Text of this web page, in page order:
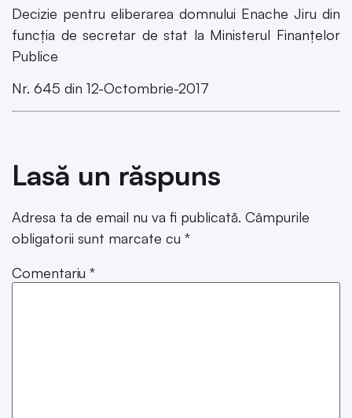
Decizie pentru eliberarea domnului Enache Jiru din
funcția de secretar de stat la Ministerul Finanțelor
Publice
Nr. 645 din 12-Octombrie-2017
Lasă un răspuns
Adresa ta de email nu va fi publicată. Câmpurile
obligatorii sunt marcate cu *
Comentariu *